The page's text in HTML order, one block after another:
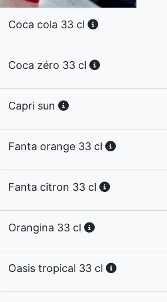
Coca cola 33 cl
Coca zéro 33 cl
Capri sun
Fanta orange 33 cl
Fanta citron 33 cl
Orangina 33 cl
Oasis tropical 33 cl